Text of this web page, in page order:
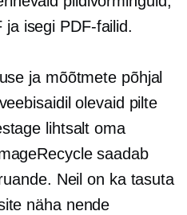
isegi PDF-failid.
ja mõõtmete põhjal
olevaid pilte
lihtsalt oma
saadab
Neil on ka tasuta
näha nende